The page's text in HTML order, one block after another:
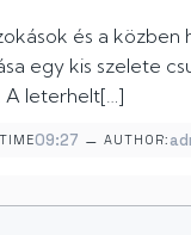
és a közben
egy kis szelete
A leterhelt[…]
TIME09:27 – AUTHOR: